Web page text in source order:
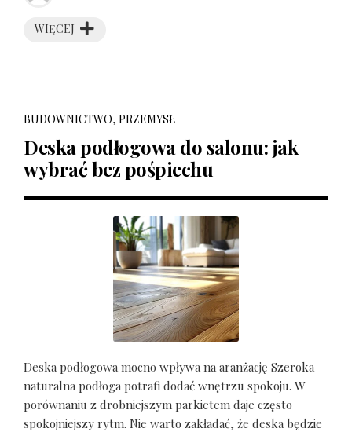
WIĘCEJ
BUDOWNICTWO, PRZEMYSŁ
Deska podłogowa do salonu: jak
wybrać bez pośpiechu
Deska podłogowa mocno wpływa na aranżację Szeroka
naturalna podłoga potrafi dodać wnętrzu spokoju. W
porównaniu z drobniejszym parkietem daje często
spokojniejszy rytm. Nie warto zakładać, że deska będzie